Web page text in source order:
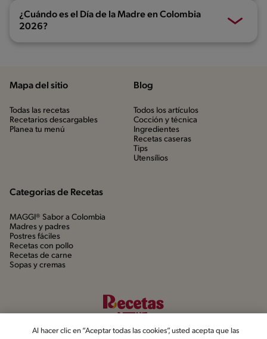
¿Cuándo es el Día de la Madre en Colombia
2026?
Mapa del sitio
Todas las recetas
Recetarios descargables
Planea tu menú
Blog
Todos los artículos
Cocción y técnica
Ingredientes
Recetas caseras
Tips
Utensílios
Categorias de Recetas
MAGGI® Sabor a Colombia
Madres y padres
Postres fáciles
Recetas con pollo
Recetas de carne
Sopas y cremas
Al hacer clic en “Aceptar todas las cookies”, usted acepta que las